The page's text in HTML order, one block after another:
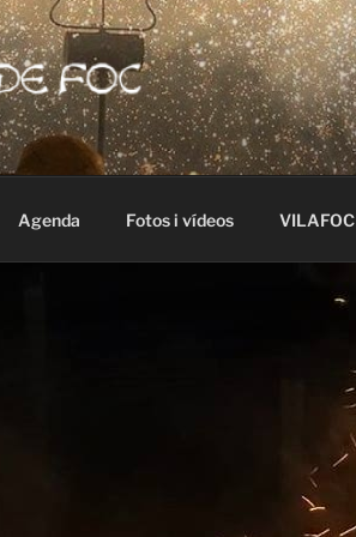
DE FOC
Agenda Fotos i vídeos VILAFOC